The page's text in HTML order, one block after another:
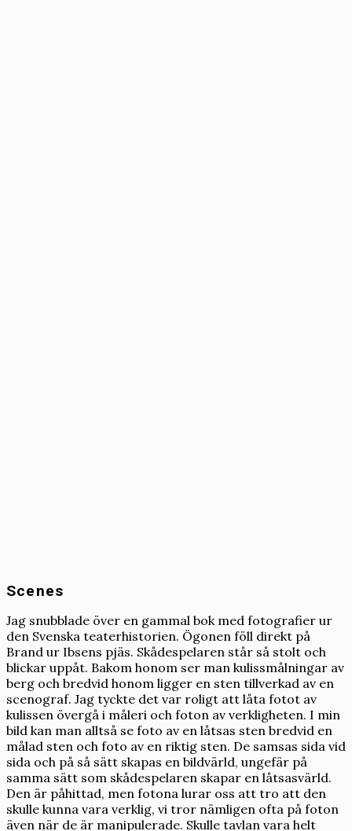
Scenes
Jag snubblade över en gammal bok med fotografier ur
den Svenska teaterhistorien. Ögonen föll direkt på
Brand ur Ibsens pjäs. Skådespelaren står så stolt och
blickar uppåt. Bakom honom ser man kulissmålningar av
berg och bredvid honom ligger en sten tillverkad av en
scenograf. Jag tyckte det var roligt att låta fotot av
kulissen övergå i måleri och foton av verkligheten. I min
bild kan man alltså se foto av en låtsas sten bredvid en
målad sten och foto av en riktig sten. De samsas sida vid
sida och på så sätt skapas en bildvärld, ungefär på
samma sätt som skådespelaren skapar en låtsasvärld.
Den är påhittad, men fotona lurar oss att tro att den
skulle kunna vara verklig, vi tror nämligen ofta på foton
även när de är manipulerade. Skulle tavlan vara helt